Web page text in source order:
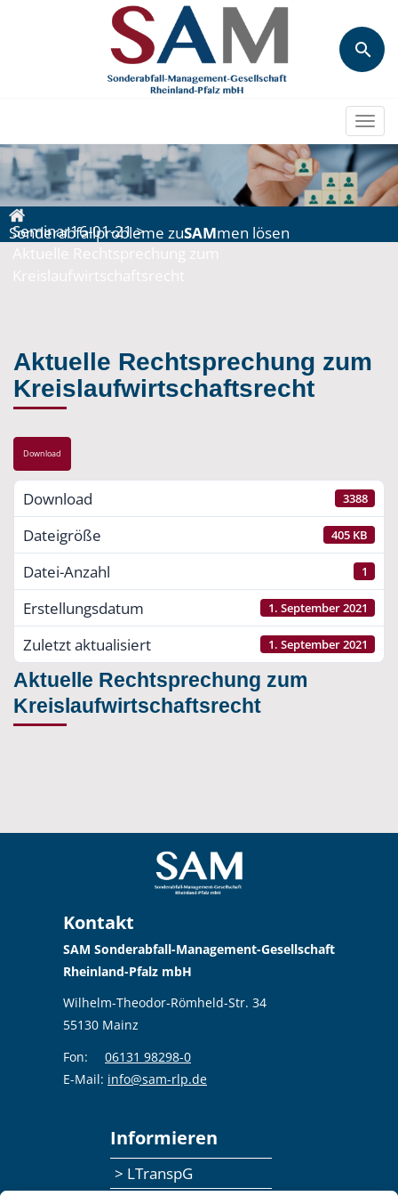
Seminar16-01-21>
Sonderabfallprobleme zuSAMmen lösen
Aktuelle Rechtsprechung zum
Kreislaufwirtschaftsrecht
Download
Download 3388
Dateigröße 405 KB
Datei-Anzahl 1
Erstellungsdatum 1. September 2021
Zuletzt aktualisiert 1. September 2021
Aktuelle Rechtsprechung zum
Kreislaufwirtschaftsrecht
Kontakt
SAM Sonderabfall-Management-Gesellschaft
Rheinland-Pfalz mbH
Wilhelm-Theodor-Römheld-Str. 34
55130 Mainz
Fon:
06131 98298-0
E-Mail: info@sam-rlp.de
Informieren
> LTranspG